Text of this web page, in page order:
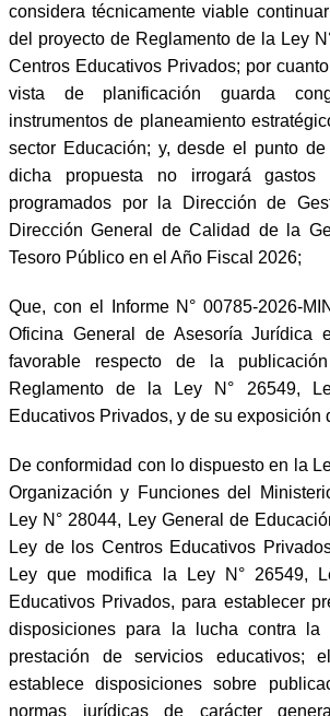
considera técnicamente viable
del proyecto de Reglamento de la Ley
Centros Educativos Privados; por
vista de planificación guarda
instrumentos de planeamiento
sector Educación; y, desde el punto de
dicha propuesta no irrogará
programados por la Dirección de
Dirección General de Calidad de la
Tesoro Público en el Año Fiscal 2026;
Que, con el Informe N° 00785-2026-
Oficina General de Asesoría Jurídica
favorable respecto de la
Reglamento de la Ley N° 26549,
Educativos Privados, y de su exposición
De conformidad con lo dispuesto en la
Organización y Funciones del
Ley N° 28044, Ley General de
Ley de los Centros Educativos
Ley que modifica la Ley N° 26549,
Educativos Privados, para establecer
disposiciones para la lucha contra la
prestación de servicios educativos;
establece disposiciones sobre
normas jurídicas de carácter